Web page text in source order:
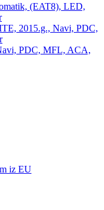
(EAT8), LED,
2015.g., Navi, PDC,
PDC, MFL, ACA,
iz EU